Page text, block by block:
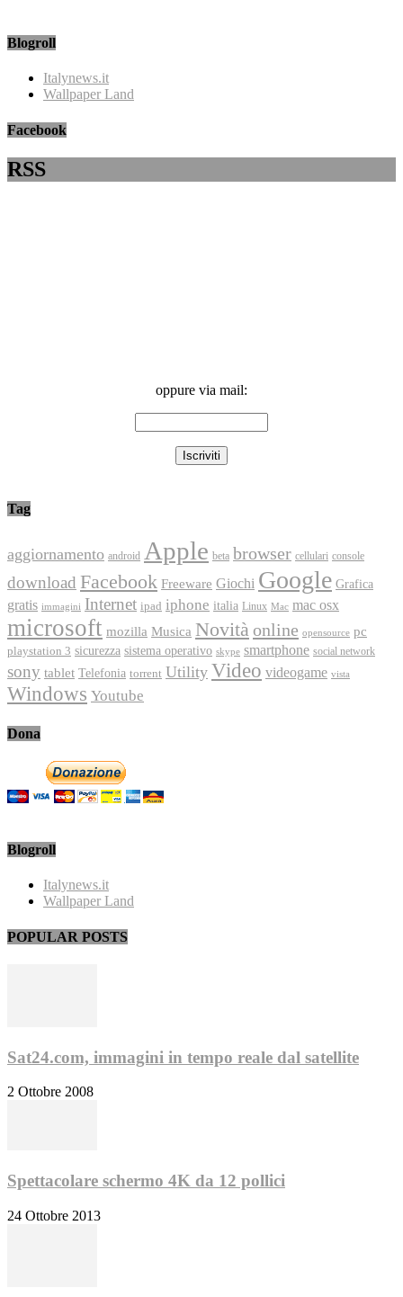
Blogroll
Italynews.it
Wallpaper Land
Facebook
RSS
oppure via mail:
Tag
aggiornamento android Apple beta browser cellulari console
download Facebook Freeware Giochi Google Grafica
gratis immagini Internet ipad iphone italia Linux Mac mac osx
microsoft mozilla Musica Novità online opensource pc
playstation 3 sicurezza sistema operativo skype smartphone social network
sony tablet Telefonia torrent Utility Video videogame vista
Windows Youtube
Dona
Blogroll
Italynews.it
Wallpaper Land
POPULAR POSTS
Sat24.com, immagini in tempo reale dal satellite
2 Ottobre 2008
Spettacolare schermo 4K da 12 pollici
24 Ottobre 2013